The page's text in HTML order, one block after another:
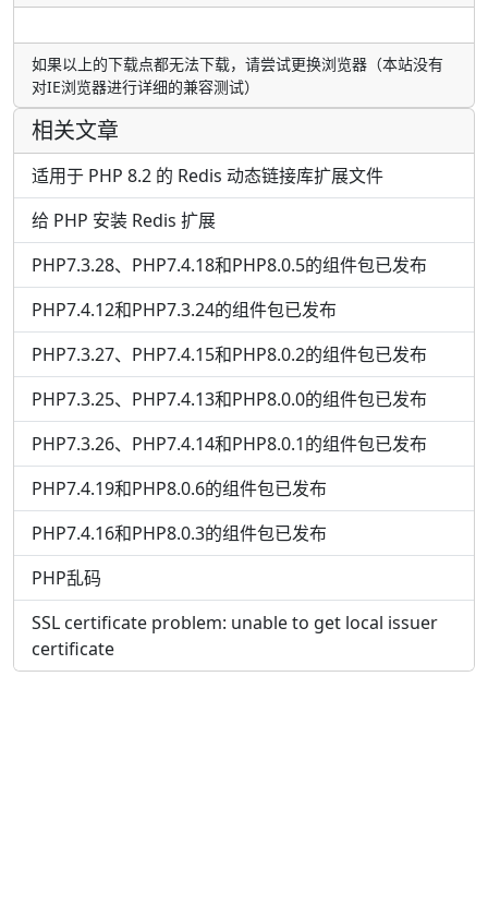
如果以上的下载点都无法下载，请尝试更换浏览器（本站没有
对IE浏览器进行详细的兼容测试）
相关文章
适用于 PHP 8.2 的 Redis 动态链接库扩展文件
给 PHP 安装 Redis 扩展
PHP7.3.28、PHP7.4.18和PHP8.0.5的组件包已发布
PHP7.4.12和PHP7.3.24的组件包已发布
PHP7.3.27、PHP7.4.15和PHP8.0.2的组件包已发布
PHP7.3.25、PHP7.4.13和PHP8.0.0的组件包已发布
PHP7.3.26、PHP7.4.14和PHP8.0.1的组件包已发布
PHP7.4.19和PHP8.0.6的组件包已发布
PHP7.4.16和PHP8.0.3的组件包已发布
PHP乱码
SSL certificate problem: unable to get local issuer
certificate